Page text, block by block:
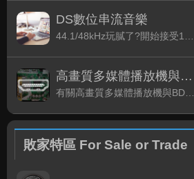
DS數位串流音樂
高畫質多媒體播放機與BD討論區
有關高畫質多媒體播放機與BD相關討論區
敗家特區 For Sale or Trade